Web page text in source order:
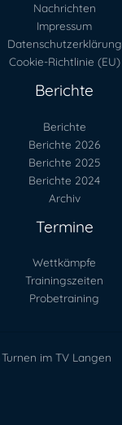
Nachrichten
Impressum
Datenschutzerklärung
Cookie-Richtlinie (EU)
Berichte
Berichte
Berichte 2026
Berichte 2025
Berichte 2024
Archiv
Termine
Wettkämpfe
Trainingszeiten
Probetraining
im TV Langen